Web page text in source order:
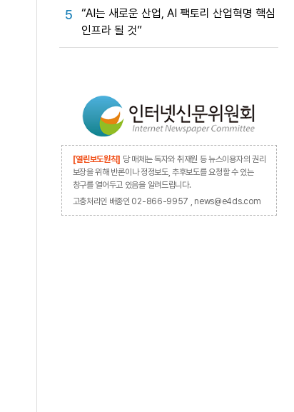
5
“AI는 새로운 산업, AI 팩토리 산업혁명 핵심
인프라 될 것”
[열린보도원칙] 당 매체는 독자와 취재원 등 뉴스이용자의 권리
보장을 위해 반론이나 정정보도, 추후보도를 요청할 수 있는
창구를 열어두고 있음을 알려드립니다.
고충처리인 배종인 02-866-9957 , news@e4ds.com